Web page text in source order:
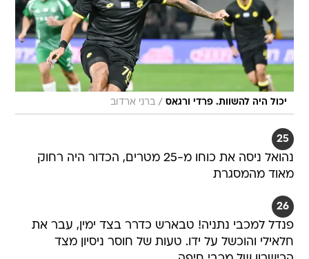
יכול היה להשוות. פרדי ורגאס / ברני ארדוב
25
נהואל ניסה את כוחו מ-25 מטרים, הכדור היה רחוק
מאוד מהמסגרת
26
פנדל למכבי נתניה! טבארש כדרר בצד ימין, עבר את
חלאילי והוכשל על ידו. טעות של חוסר ניסיון מצד